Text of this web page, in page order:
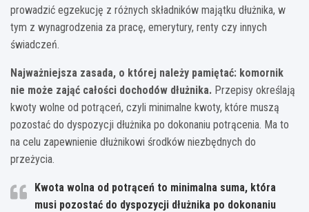
prowadzić egzekucję z różnych składników majątku dłużnika, w
tym z wynagrodzenia za pracę, emerytury, renty czy innych
świadczeń.
Najważniejsza zasada, o której należy pamiętać: komornik
nie może zająć całości dochodów dłużnika. Przepisy określają
kwoty wolne od potrąceń, czyli minimalne kwoty, które muszą
pozostać do dyspozycji dłużnika po dokonaniu potrącenia. Ma to
na celu zapewnienie dłużnikowi środków niezbędnych do
przeżycia.
Kwota wolna od potrąceń to minimalna suma, która
musi pozostać do dyspozycji dłużnika po dokonaniu